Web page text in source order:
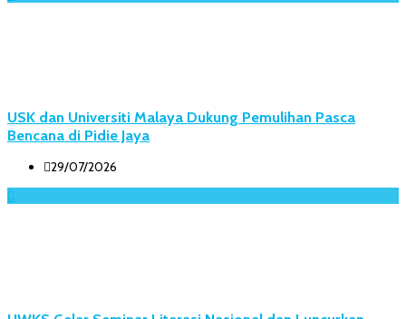
USK dan Universiti Malaya Dukung Pemulihan Pasca
Bencana di Pidie Jaya
29/07/2026